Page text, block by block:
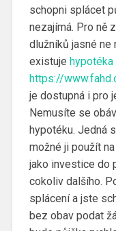
schopni splácet
nezajímá. Pro ně
dlužníků jasné ne
existuje
https://
je dostupná i pro
Nemusíte se
hypotéku. Jedná
možné ji použít
jako investice do
cokoliv dalšího.
splácení a jste
bez obav podat